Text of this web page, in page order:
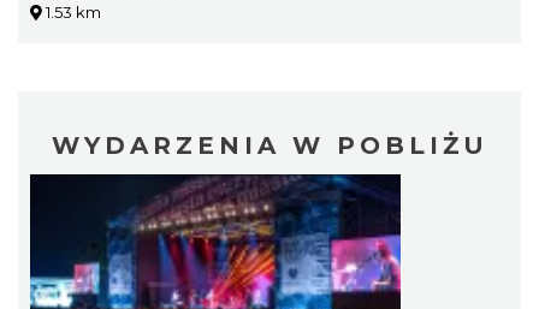
1.53 km
WYDARZENIA W POBLIŻU